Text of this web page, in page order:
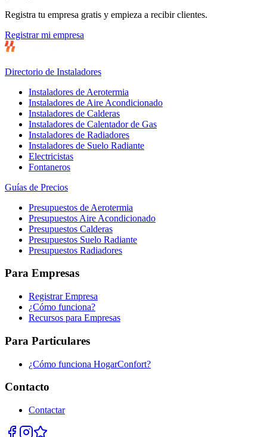
Registra tu empresa gratis y empieza a recibir clientes.
Registrar mi empresa
Directorio de Instaladores
Instaladores de Aerotermia
Instaladores de Aire Acondicionado
Instaladores de Calderas
Instaladores de Calentador de Gas
Instaladores de Radiadores
Instaladores de Suelo Radiante
Electricistas
Fontaneros
Guías de Precios
Presupuestos de Aerotermia
Presupuestos Aire Acondicionado
Presupuestos Calderas
Presupuestos Suelo Radiante
Presupuestos Radiadores
Para Empresas
Registrar Empresa
¿Cómo funciona?
Recursos para Empresas
Para Particulares
¿Cómo funciona HogarConfort?
Contacto
Contactar